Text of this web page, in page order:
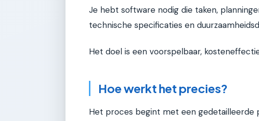
Je hebt software nodig die taken,
technische specificaties en
Het doel is een voorspelbaar,
Hoe werkt het precies?
Het proces begint met een gedetailleerde